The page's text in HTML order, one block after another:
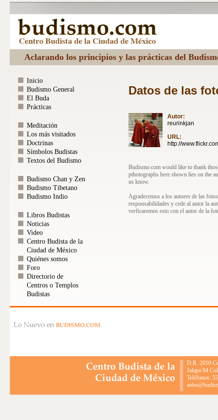
Aclarando los principios y las prácticas del
Datos de las
Autor:
reurinkjan
URL:
http://
Budismo.com would like to thank
pthotographs here shown lies on the
us know.
Agradecemos a los autores de las
responsabilidades y cede al autor la
verficaremos esto con el autor de la
Inicio
Budismo General
El Buda
Prácticas
Meditación
Los más visitados
Doctrinas
Símbolos Budistas
Textos del Budismo
Budismo Chan y Zen
Budismo Tibetano
Budismo Indio
Libros Budistas
Noticias
Video
Centro Budista de la
Ciudad de México
Quiénes somos
Foro
Directorio de
Centros o Templos
Budistas
D.R. 2010
Jalapa 94
Teléfonos: